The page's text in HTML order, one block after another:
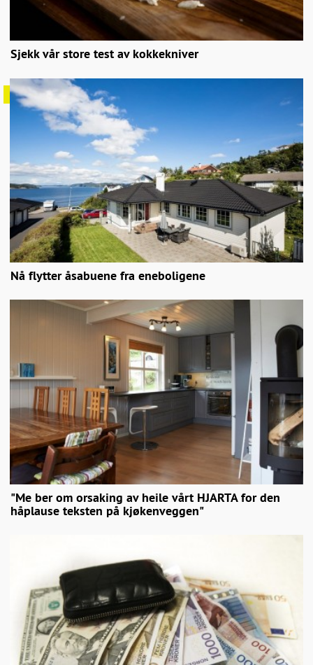
Sjekk vår store test av kokkekniver
Nå flytter åsabuene fra eneboligene
"Me ber om orsaking av heile vårt HJARTA for den
håplause teksten på kjøkenveggen"